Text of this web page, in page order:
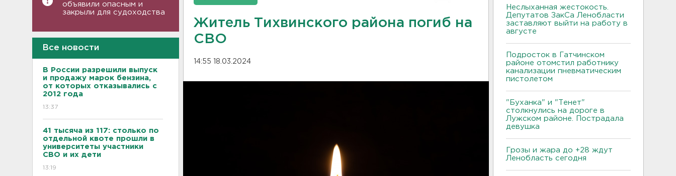
объявили опасным и
закрыли для судоходства
Все новости
В России разрешили выпуск
и продажу марок бензина,
от которых отказывались с
2012 года
13:37
41 тысяча из 117: столько по
отдельной квоте прошли в
университеты участники
СВО и их дети
13:19
Житель Тихвинского района погиб на
СВО
14:55 18.03.2024
Неслыханная жестокость.
Депутатов ЗакСа Ленобласти
заставляют выйти на работу в
августе
Подросток в Гатчинском
районе отомстил работнику
канализации пневматическим
пистолетом
"Буханка" и "Тенет"
столкнулись на дороге в
Лужском районе. Пострадала
девушка
Грозы и жара до +28 ждут
Ленобласть сегодня